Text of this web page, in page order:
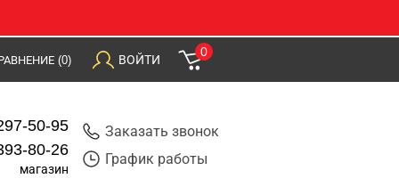
(0) ВОЙТИ
0
50-95
80-26
магазин
Заказать звонок
График работы